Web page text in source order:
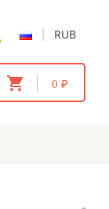
| RUB
0 ₽